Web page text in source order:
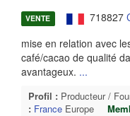
VENTE 718827
mise en relation avec
café/cacao de qualité
avantageux. ...
Profil : Producteur /
: France Europe